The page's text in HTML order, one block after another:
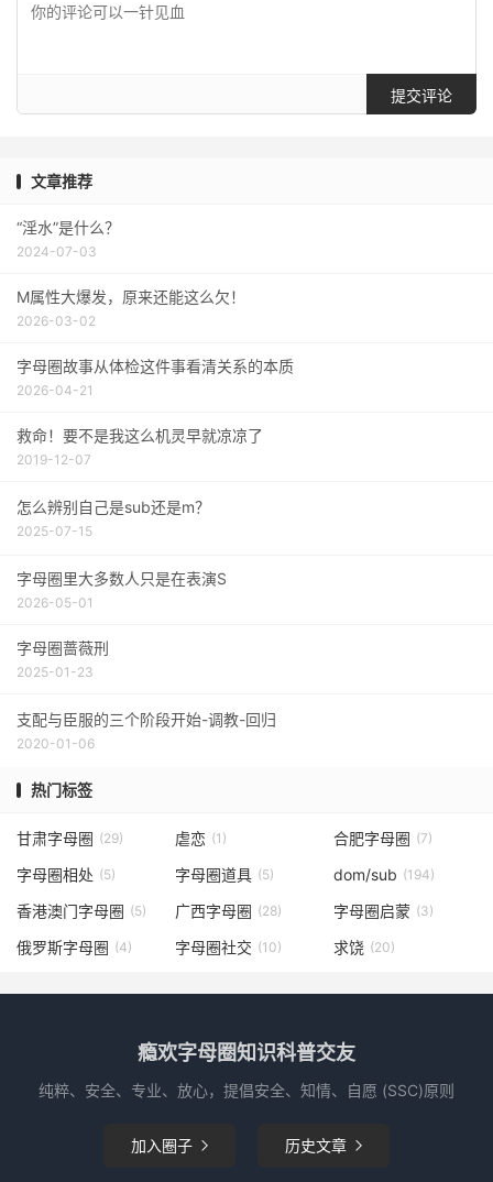
提交评论
文章推荐
“淫水”是什么？
2024-07-03
M属性大爆发，原来还能这么欠！
2026-03-02
字母圈故事从体检这件事看清关系的本质
2026-04-21
救命！要不是我这么机灵早就凉凉了
2019-12-07
怎么辨别自己是sub还是m？
2025-07-15
字母圈里大多数人只是在表演S
2026-05-01
字母圈蔷薇刑
2025-01-23
支配与臣服的三个阶段开始-调教-回归
2020-01-06
热门标签
甘肃字母圈 (29) 虐恋 (1) 合肥字母圈 (7)
字母圈相处 (5) 字母圈道具 (5) dom/sub (194)
香港澳门字母圈 (5) 广西字母圈 (28) 字母圈启蒙 (3)
俄罗斯字母圈 (4) 字母圈社交 (10) 求饶 (20)
瘾欢字母圈知识科普交友
纯粹、安全、专业、放心，提倡安全、知情、自愿 (SSC)原则
加入圈子  历史文章 